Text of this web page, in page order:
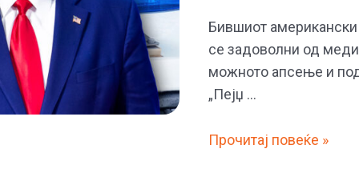
снимени
телефонски
разговори
Бившиот
се задоволни од
можното апсење и
„Пejџ …
Иванка
Прочитај повеќе »